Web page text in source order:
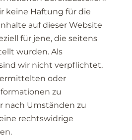
keine Haftung für die
auf dieser Website
für jene, die seitens
wurden. Als
wir nicht verpflichtet,
oder
zu
nach Umständen zu
rechtswidrige